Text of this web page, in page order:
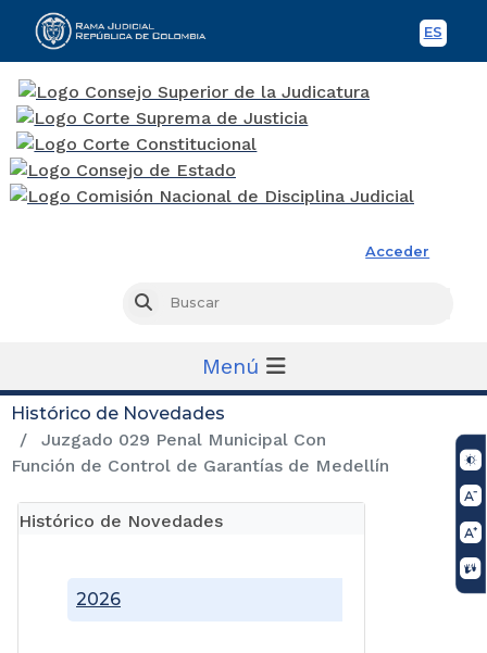
ES
Acceder
Buscar
Menú
Histórico de Novedades
Juzgado 029 Penal Municipal Con
Función de Control de Garantías de Medellín
Histórico de Novedades
2026